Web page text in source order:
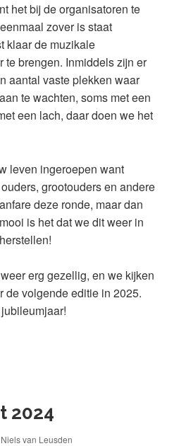
het bij de organisatoren te
zover is staat
klaar de muzikale
te brengen. Inmiddels zijn er
aantal vaste plekken waar
te wachten, soms met een
een lach, daar doen we het
leven ingeroepen want
grootouders en andere
deze ronde, maar dan
is het dat we dit weer in
erg gezellig, en we kijken
de volgende editie in 2025.
2024
Author
Niels van Leusden